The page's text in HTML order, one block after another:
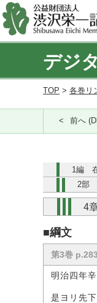
デジ
TOP > 各巻リ
前へ
1編
2部
4
■綱文
第3巻
明治四年
是ヨリ先